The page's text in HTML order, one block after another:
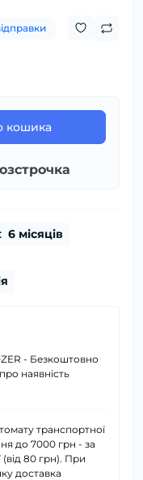
кошика
6 місяців
- Безкоштовно
наявність
транспортної
до 7000 грн - за
80 грн). При
доставка